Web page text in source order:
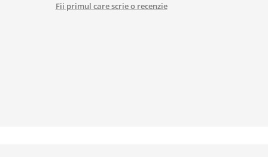
Fii primul care scrie o recenzie